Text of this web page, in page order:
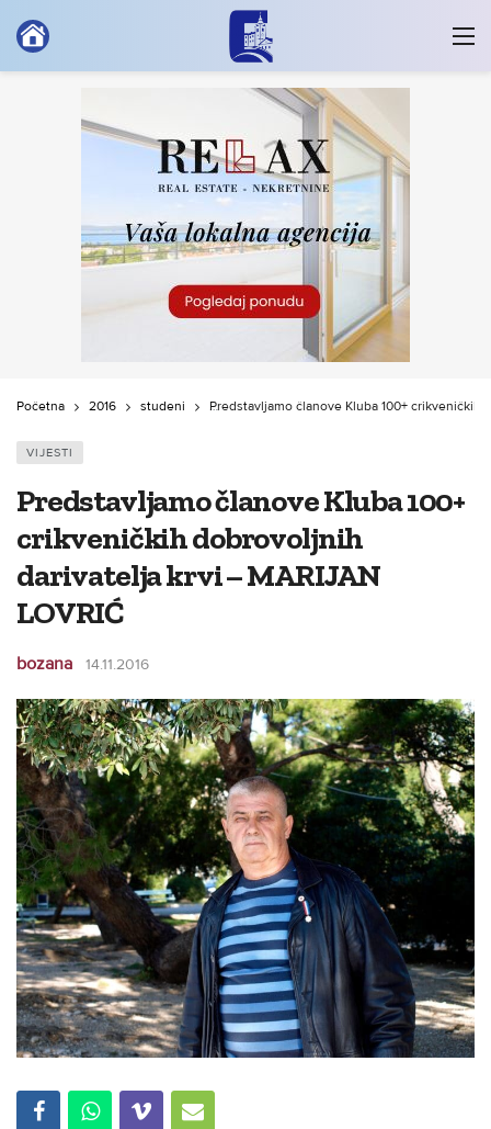
Početna 2016 studeni Predstavljamo članove Kluba 100+ crikveničkih
VIJESTI
Predstavljamo članove Kluba 100+
crikveničkih dobrovoljnih
darivatelja krvi – MARIJAN
LOVRIĆ
bozana 14.11.2016